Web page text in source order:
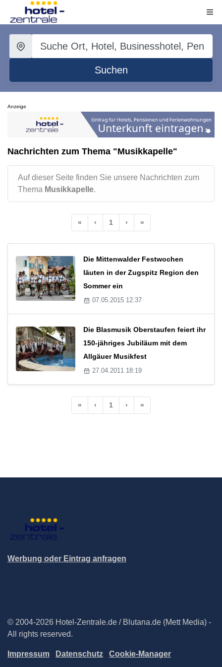
Suchen
Anzeige
Nachrichten zum Thema "Musikkapelle"
Auf dieser Seite finden Sie unsere Nachrichten zum
Thema Musikkapelle.
« ‹ 1 › »
Die Mittenwalder Festwochen
läuten in der Zugspitz Region den
Sommer ein
07.05.2015 12:37
Die Blasmusik Oberstaufen feiert ihr
150-jähriges Jubiläum mit dem
Allgäuer Musikfest
27.04.2011 18:19
« ‹ 1 › »
Werbung oder Eintrag anfragen
© 2004-2026 Hotel-Zentrale.de / Blutana.de (Mett Media) -
All rights reserved.
Impressum Datenschutz Cookie-Manager